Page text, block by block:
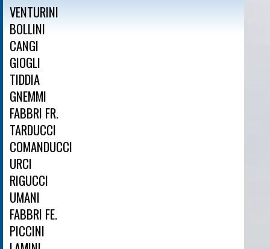
VENTURINI
BOLLINI
CANGI
GIOGLI
TIDDIA
GNEMMI
FABBRI FR.
TARDUCCI
COMANDUCCI
URCI
RIGUCCI
UMANI
FABBRI FE.
PICCINI